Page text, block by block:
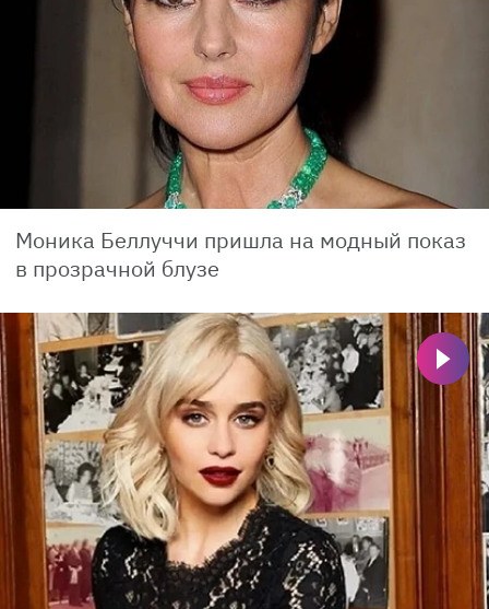
Моника Беллуччи пришла на модный показ
в прозрачной блузе